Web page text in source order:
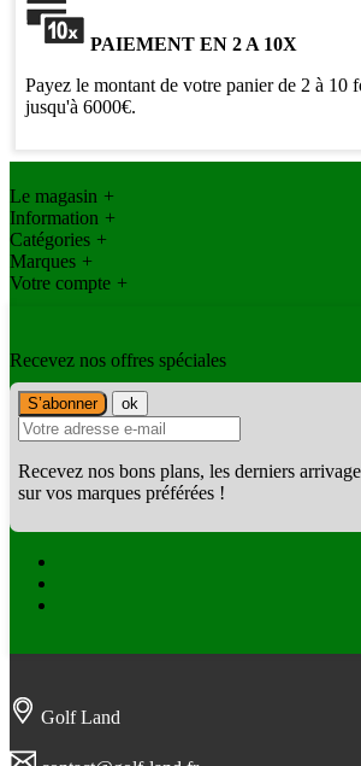
PAIEMENT EN 2 A 10X
Payez le montant de votre panier de 2 à 10
jusqu'à 6000€.
Le magasin +
Information +
Catégories +
Marques +
Votre compte +
Recevez nos offres spéciales
Recevez nos bons plans, les derniers
sur vos marques préférées !
Golf Land